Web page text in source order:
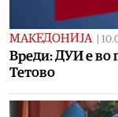
МАКЕДОНИЈА
Вреди: ДУИ е во
Тетово